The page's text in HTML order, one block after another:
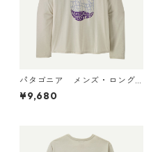
パタゴニア メンズ・ロング
スリーブ・キャプリーン・ク
ール・デイリー・シャツ（パ
¥9,680